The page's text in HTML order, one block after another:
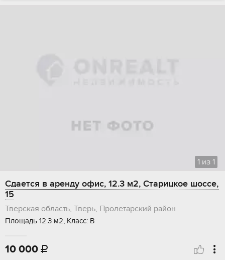
1 из 1
Сдается в аренду офис, 12.3 м2, Старицкое шоссе,
15
Тверская область, Тверь, Пролетарский район
Площадь 12.3 м2, Класс: В
10 000 